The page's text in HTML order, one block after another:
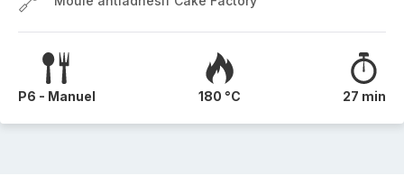
P6 - Manuel 180 °C 27 min